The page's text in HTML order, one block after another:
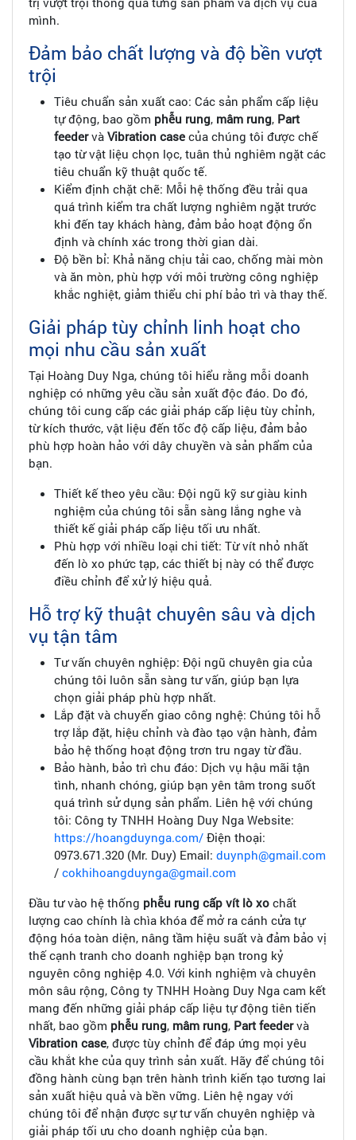
mình.
Đảm bảo chất lượng và độ bền vượt
trội
Tiêu chuẩn sản xuất cao: Các sản phẩm cấp liệu
tự động, bao gồm phễu rung, mâm rung, Part
feedervà Vibration case của chúng tôi được chế
tạo từ vật liệu chọn lọc, tuân thủ nghiêm ngặt các
tiêu chuẩn kỹ thuật quốc tế.
Kiểm định chặt chẽ: Mỗi hệ thống đều trải qua
quá trình kiểm tra chất lượng nghiêm ngặt trước
khi đến tay khách hàng, đảm bảo hoạt động ổn
định và chính xác trong thời gian dài.
Độ bền bỉ: Khả năng chịu tải cao, chống mài mòn
và ăn mòn, phù hợp với môi trường công nghiệp
khắc nghiệt, giảm thiểu chi phí bảo trì và thay thế.
Giải pháp tùy chỉnh linh hoạt cho
mọi nhu cầu sản xuất
Tại Hoàng Duy Nga, chúng tôi hiểu rằng mỗi doanh
nghiệp có những yêu cầu sản xuất độc đáo. Do đó,
chúng tôi cung cấp các giải pháp cấp liệu tùy chỉnh,
từ kích thước, vật liệu đến tốc độ cấp liệu, đảm bảo
phù hợp hoàn hảo với dây chuyền và sản phẩm của
bạn.
Thiết kế theo yêu cầu: Đội ngũ kỹ sư giàu kinh
nghiệm của chúng tôi sẵn sàng lắng nghe và
thiết kế giải pháp cấp liệu tối ưu nhất.
Phù hợp với nhiều loại chi tiết: Từ vít nhỏ nhất
đến lò xo phức tạp, các thiết bị này có thể được
điều chỉnh để xử lý hiệu quả.
Hỗ trợ kỹ thuật chuyên sâu và dịch
vụ tận tâm
Tư vấn chuyên nghiệp: Đội ngũ chuyên gia của
chúng tôi luôn sẵn sàng tư vấn, giúp bạn lựa
chọn giải pháp phù hợp nhất.
Lắp đặt và chuyển giao công nghệ: Chúng tôi hỗ
trợ lắp đặt, hiệu chỉnh và đào tạo vận hành, đảm
bảo hệ thống hoạt động trơn tru ngay từ đầu.
Bảo hành, bảo trì chu đáo: Dịch vụ hậu mãi tận
tình, nhanh chóng, giúp bạn yên tâm trong suốt
quá trình sử dụng sản phẩm. Liên hệ với chúng
tôi: Công ty TNHH Hoàng Duy Nga Website:
https://hoangduynga.com/ Điện thoại:
0973.671.320 (Mr. Duy) Email: duynph@gmail.com
/ cokhihoangduynga@gmail.com
Đầu tư vào hệ thống phễu rung cấp vít lò xo chất
lượng cao chính là chìa khóa để mở ra cánh cửa tự
động hóa toàn diện, nâng tầm hiệu suất và đảm bảo vị
thế cạnh tranh cho doanh nghiệp bạn trong kỷ
nguyên công nghiệp 4.0. Với kinh nghiệm và chuyên
môn sâu rộng, Công ty TNHH Hoàng Duy Nga cam kết
mang đến những giải pháp cấp liệu tự động tiên tiến
nhất, bao gồm phễu rung, mâm rung, Part feedervà
Vibration case, được tùy chỉnh để đáp ứng mọi yêu
cầu khắt khe của quy trình sản xuất. Hãy để chúng tôi
đồng hành cùng bạn trên hành trình kiến tạo tương lai
sản xuất hiệu quả và bền vững. Liên hệ ngay với
chúng tôi để nhận được sự tư vấn chuyên nghiệp và
giải pháp tối ưu cho doanh nghiệp của bạn.